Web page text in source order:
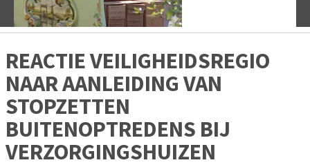
REACTIE VEILIGHEIDSREGIO
NAAR AANLEIDING VAN
STOPZETTEN
BUITENOPTREDENS BIJ
VERZORGINGSHUIZEN